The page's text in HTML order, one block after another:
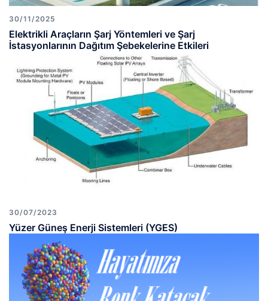
30/11/2025
Elektrikli Araçların Şarj Yöntemleri ve Şarj
İstasyonlarının Dağıtım Şebekelerine Etkileri
30/07/2023
Yüzer Güneş Enerji Sistemleri (YGES)